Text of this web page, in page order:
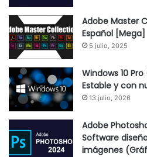
Adobe Master
Español [Mega]
5 julio, 2025
Windows 10
Estable y con
13 julio, 2026
Adobe
Software
imágenes